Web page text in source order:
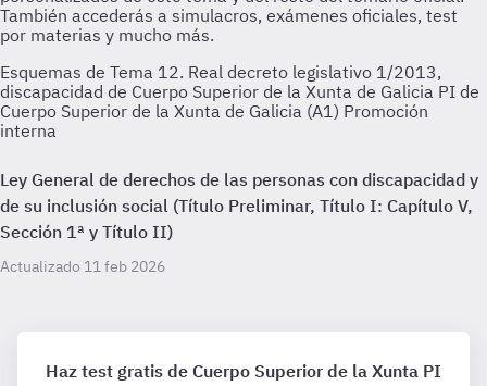
Esquemas de Tema 12. Real decreto legislativo 1/2013,
discapacidad de Cuerpo Superior de la Xunta de Galicia PI de
Cuerpo Superior de la Xunta de Galicia (A1) Promoción
interna
Ley General de derechos de las personas con discapacidad y
de su inclusión social (Título Preliminar, Título I: Capítulo V,
Sección 1ª y Título II)
Actualizado 11 feb 2026
Haz test gratis de Cuerpo Superior de la Xunta PI